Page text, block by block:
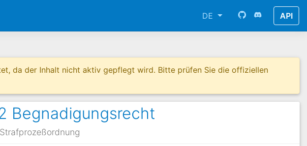
DE API
da der Inhalt nicht aktiv gepflegt wird. Bitte prüfen Sie die offiziellen
Begnadigungsrecht
Strafprozeßordnung